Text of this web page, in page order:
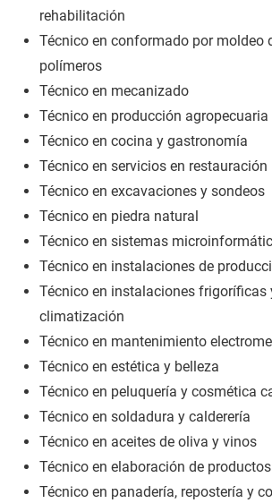
rehabilitación
Técnico en conformado por moldeo
polímeros
Técnico en mecanizado
Técnico en producción agropecuaria
Técnico en cocina y gastronomía
Técnico en servicios en restauración
Técnico en excavaciones y sondeos
Técnico en piedra natural
Técnico en sistemas
Técnico en instalaciones de
Técnico en instalaciones frigoríficas
climatización
Técnico en mantenimiento
Técnico en estética y belleza
Técnico en peluquería y cosmética
Técnico en soldadura y calderería
Técnico en aceites de oliva y vinos
Técnico en elaboración de
Técnico en panadería, repostería y